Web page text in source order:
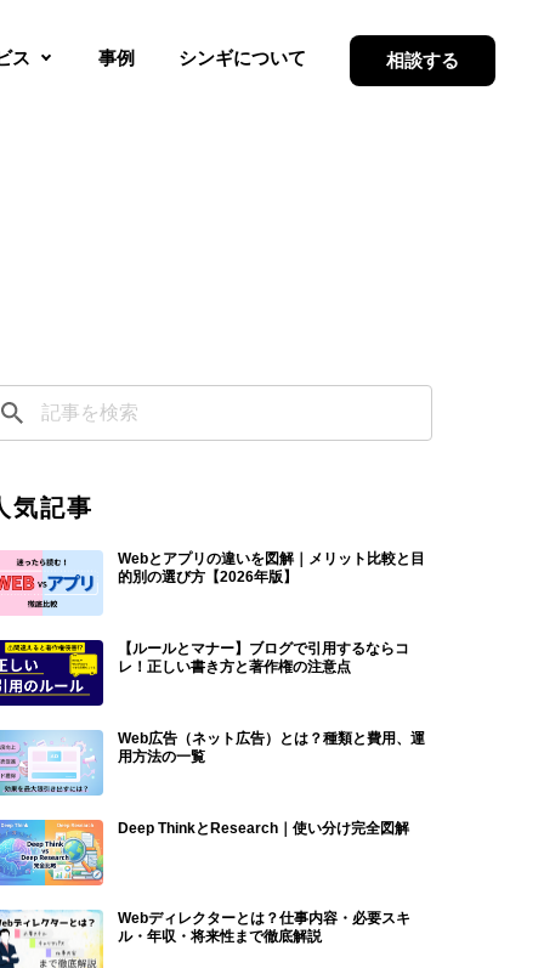
ス 事例 シンギについて 相談する
気記事
Webとアプリの違いを図解｜メリット比較と目
的別の選び方【2026年版】
【ルールとマナー】ブログで引用するならコ
レ！正しい書き方と著作権の注意点
Web広告（ネット広告）とは？種類と費用、運
用方法の一覧
Deep ThinkとResearch｜使い分け完全図解
Webディレクターとは？仕事内容・必要スキ
ル・年収・将来性まで徹底解説